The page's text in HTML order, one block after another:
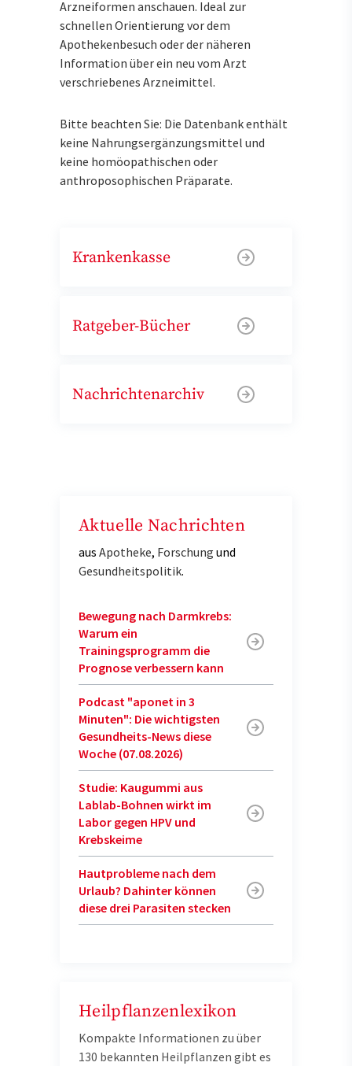
Arzneiformen anschauen. Ideal zur
schnellen Orientierung vor dem
Apothekenbesuch oder der näheren
Information über ein neu vom Arzt
verschriebenes Arzneimittel.
Bitte beachten Sie: Die Datenbank enthält
keine Nahrungsergänzungsmittel und
keine homöopathischen oder
anthroposophischen Präparate.
Krankenkasse
Ratgeber-Bücher
Nachrichtenarchiv
Aktuelle Nachrichten
aus Apotheke, Forschung und
Gesundheitspolitik.
Bewegung nach Darmkrebs:
Warum ein
Trainingsprogramm die
Prognose verbessern kann
Podcast "aponet in 3
Minuten": Die wichtigsten
Gesundheits-News diese
Woche (07.08.2026)
Studie: Kaugummi aus
Lablab-Bohnen wirkt im
Labor gegen HPV und
Krebskeime
Hautprobleme nach dem
Urlaub? Dahinter können
diese drei Parasiten stecken
Heilpflanzenlexikon
Kompakte Informationen zu über
130 bekannten Heilpflanzen gibt es